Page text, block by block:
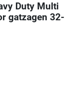
Duty Multi
gatzagen 32-